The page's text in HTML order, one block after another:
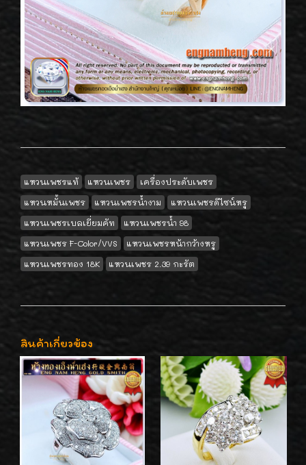
แหวนเพชรแท้ แหวนเพชร
เครื่องประดับเพชร
แหวนหมั้นเพชร
แหวนเพชรน้ำงาม
แหวนเพชรดีไซน์หรู
แหวนเพชรเบลเยี่ยมคัท
แหวนเพชรน้ำ 98
แหวนเพชร F-Color/VVS
แหวนเพชรหน้ากว้างหรู
แหวนเพชรทอง 18K
แหวนเพชร 2.39 กะรัต
สินค้าเกี่ยวข้อง